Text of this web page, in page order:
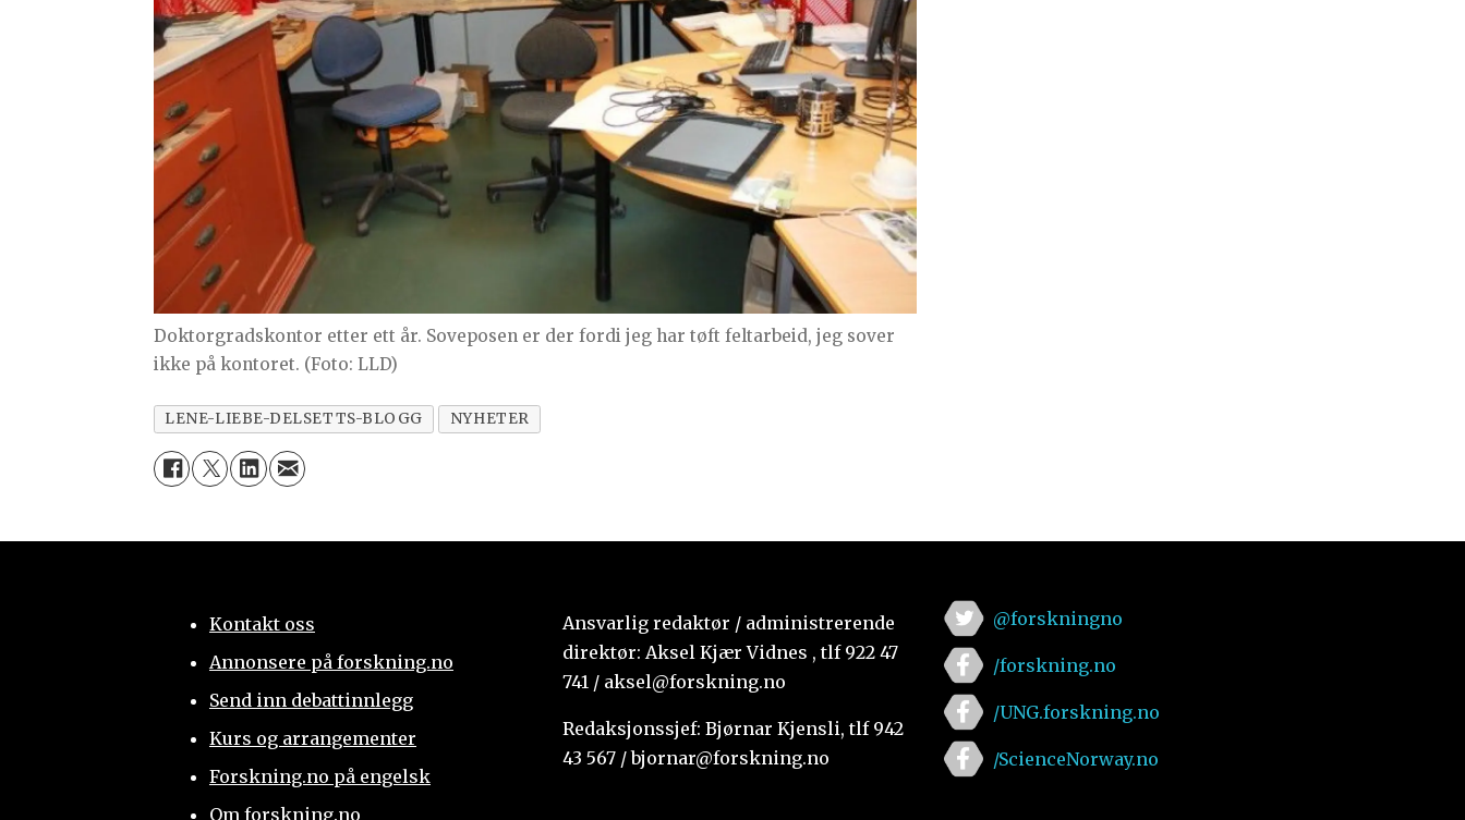
Doktorgradskontor etter ett år. Soveposen er der fordi jeg har tøft feltarbeid, jeg sover
ikke på kontoret. (Foto: LLD)
LENE-LIEBE-DELSETTS-BLOGG NYHETER
Kontakt oss
Annonsere på forskning.no
Send inn debattinnlegg
Kurs og arrangementer
Forskning.no på engelsk
Om forskning.no
Ansvarlig redaktør / administrerende
direktør: Aksel Kjær Vidnes , tlf 922 47
741 / aksel@forskning.no
Redaksjonssjef: Bjørnar Kjensli, tlf 942
43 567 / bjornar@forskning.no
@forskningno
/forskning.no
/UNG.forskning.no
/ScienceNorway.no